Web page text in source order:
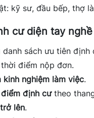
kỹ sư, đầu bếp, thợ
cư diện tay nghề
sách ưu tiên định
điểm nộp đơn.
kinh nghiệm làm việc.
định cưtheo
lên.